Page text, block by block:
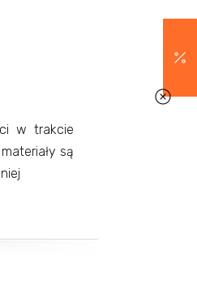
w trakcie
są